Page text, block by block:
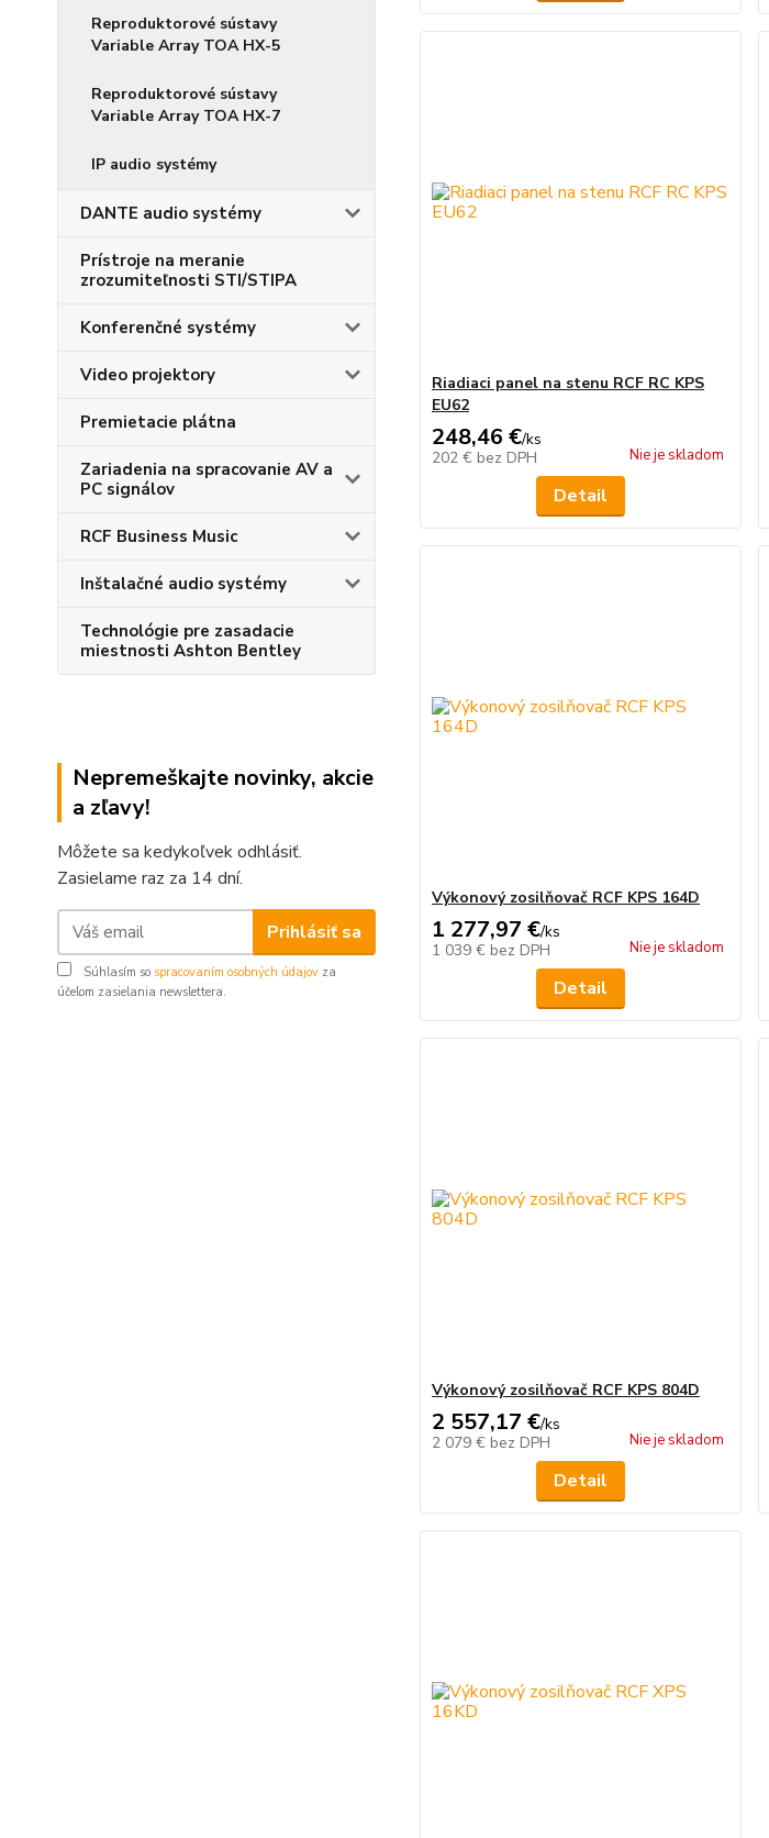
Reproduktorové sústavy
Variable Array TOA HX-5
Reproduktorové sústavy
Variable Array TOA HX-7
IP audio systémy
DANTE audio systémy
Prístroje na meranie
zrozumiteľnosti STI/STIPA
Konferenčné systémy
Video projektory
Premietacie plátna
Zariadenia na spracovanie AV a
PC signálov
RCF Business Music
Inštalačné audio systémy
Technológie pre zasadacie
miestnosti Ashton Bentley
Nepremeškajte novinky, akcie
a zľavy!
Môžete sa kedykoľvek odhlásiť.
Zasielame raz za 14 dní.
Prihlásiť sa
Súhlasím so spracovaním osobných údajov za
účelom zasielania newslettera.
Riadiaci panel na stenu RCF RC KPS
EU62
248,46 €/ks
202 € bez DPH Nie je skladom
Detail
Výkonový zosilňovač RCF KPS 164D
1 277,97 €/ks
1 039 € bez DPH Nie je skladom
Detail
Výkonový zosilňovač RCF KPS 804D
2 557,17 €/ks
2 079 € bez DPH Nie je skladom
Detail